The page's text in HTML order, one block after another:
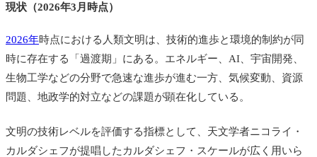
現状（2026年3月時点）
2026年時点における人類文明は、技術的進歩と環境的制約が同
時に存在する「過渡期」にある。エネルギー、AI、宇宙開発、
生物工学などの分野で急速な進歩が進む一方、気候変動、資源
問題、地政学的対立などの課題が顕在化している。
文明の技術レベルを評価する指標として、天文学者ニコライ・
カルダシェフが提唱したカルダシェフ・スケールが広く用いら